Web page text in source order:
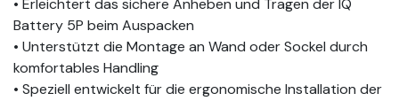
• Erleichtert das sichere Anheben und Tragen der IQ
Battery 5P beim Auspacken
• Unterstützt die Montage an Wand oder Sockel durch
komfortables Handling
• Speziell entwickelt für die ergonomische Installation der